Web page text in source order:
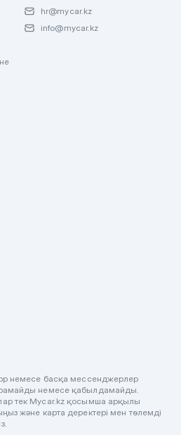
hr@mycar.kz
info@mycar.kz
немесе басқа мессенджерлер
немесе қабылдамайды.
тек Mycar.kz қосымша арқылы
және карта деректері мен төлемді